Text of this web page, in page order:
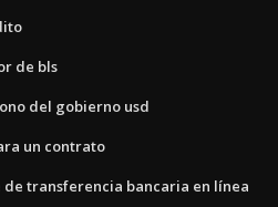
de bls
del gobierno usd
un contrato
transferencia bancaria en línea